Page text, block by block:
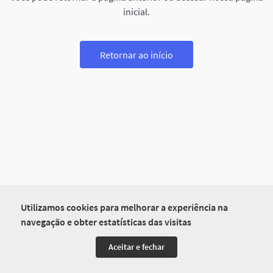
Utilizamos cookies para melhorar a experiência na
navegação e obter estatísticas das visitas
Aceitar e fechar
inicial.
Retornar ao início